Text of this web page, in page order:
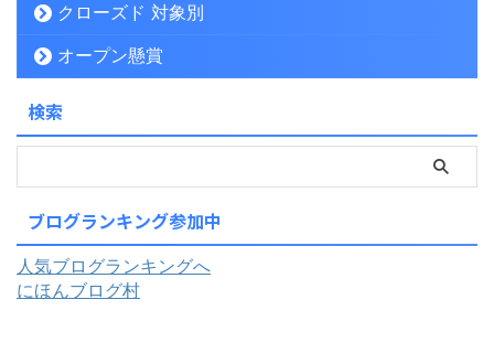
クローズド 対象別
オープン懸賞
検索
ブログランキング参加中
人気ブログランキングへ
にほんブログ村